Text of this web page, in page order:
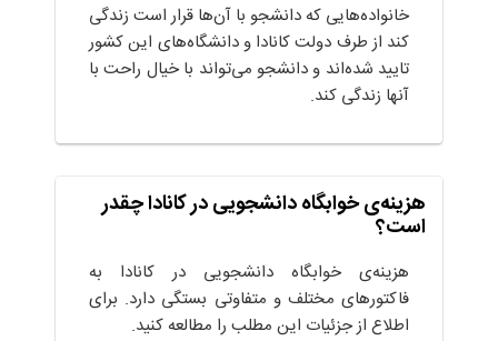
خانواده‌هایی که دانشجو با آن‌ها قرار است زندگی
کند از طرف دولت کانادا و دانشگاه‌های این کشور
تایید شده‌اند و دانشجو می‌تواند با خیال راحت با
آنها زندگی کند.
هزینه‌ی خوابگاه دانشجویی در کانادا چقدر
است؟
هزینه‌ی خوابگاه دانشجویی در کانادا به
فاکتورهای مختلف و متفاوتی بستگی دارد. برای
اطلاع از جزئیات این مطلب را مطالعه کنید.